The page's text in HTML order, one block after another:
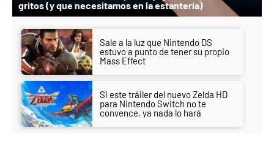
gritos (y que necesitamos en la estantería)
Sale a la luz que Nintendo DS
estuvo a punto de tener su propio
Mass Effect
Si este tráiler del nuevo Zelda HD
para Nintendo Switch no te
convence, ya nada lo hará